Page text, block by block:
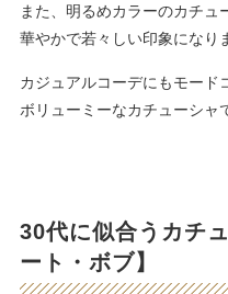
また、明るめカラーのカチュ
華やかで若々しい印象になり
カジュアルコーデにもモード
ボリューミーなカチューシャ
30代に似合うカチ
ート・ボブ】